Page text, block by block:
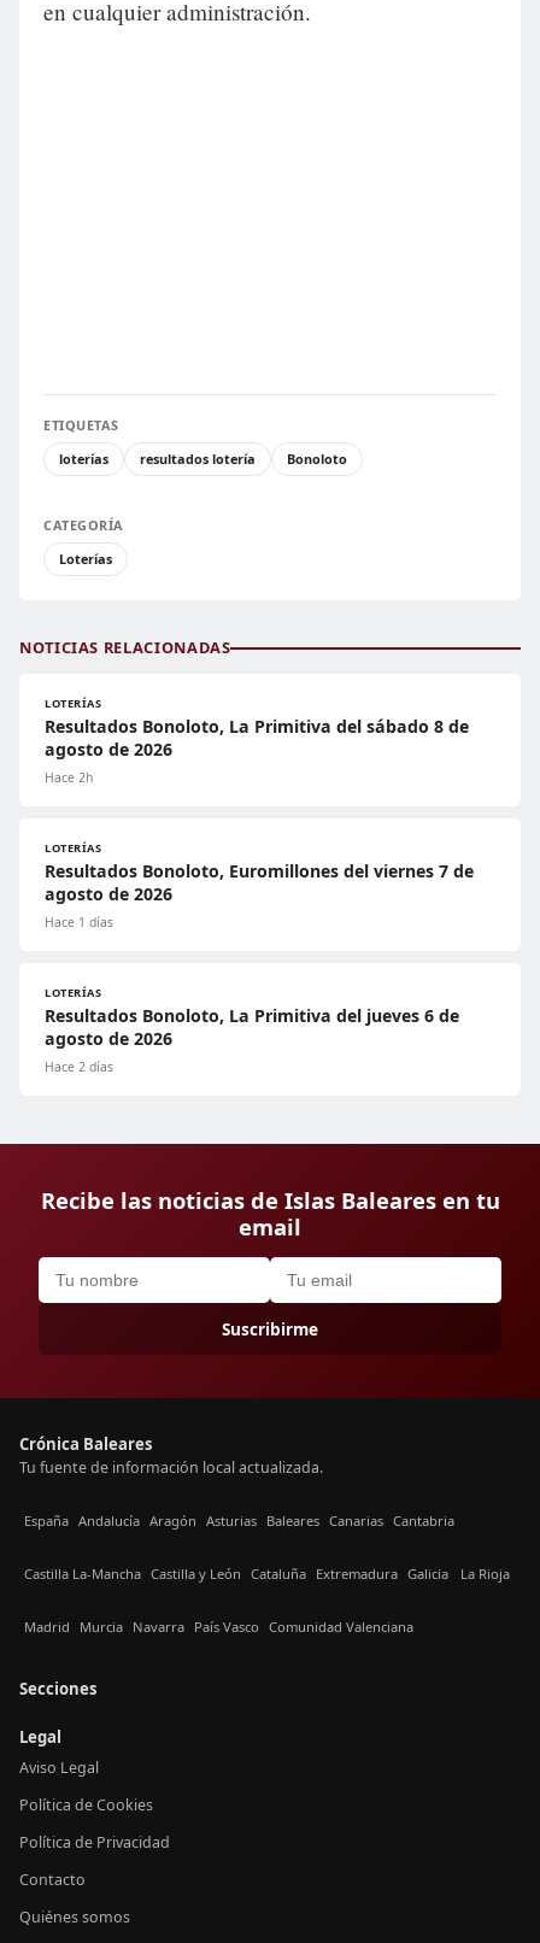
en cualquier administración.
ETIQUETAS
loterías
resultados lotería Bonoloto
CATEGORÍA
Loterías
NOTICIAS RELACIONADAS
LOTERÍAS
Resultados Bonoloto, La Primitiva del sábado 8 de
agosto de 2026
Hace 2h
LOTERÍAS
Resultados Bonoloto, Euromillones del viernes 7 de
agosto de 2026
Hace 1 días
LOTERÍAS
Resultados Bonoloto, La Primitiva del jueves 6 de
agosto de 2026
Hace 2 días
Recibe las noticias de Islas Baleares en tu
email
Suscribirme
Crónica Baleares
Tu fuente de información local actualizada.
España Andalucía Aragón Asturias Baleares Canarias Cantabria
Castilla La-Mancha Castilla y León Cataluña Extremadura Galicia La Rioja
Madrid Murcia Navarra País Vasco Comunidad Valenciana
Secciones
Legal
Aviso Legal
Política de Cookies
Política de Privacidad
Contacto
Quiénes somos